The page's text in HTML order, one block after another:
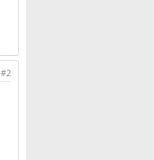
#2